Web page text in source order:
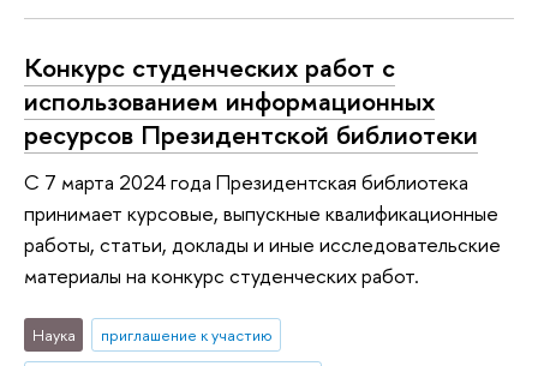
Конкурс студенческих работ с
использованием информационных
ресурсов Президентской библиотеки
С 7 марта 2024 года Президентская библиотека
принимает курсовые, выпускные квалификационные
работы, статьи, доклады и иные исследовательские
материалы на конкурс студенческих работ.
Наука
приглашение к участию